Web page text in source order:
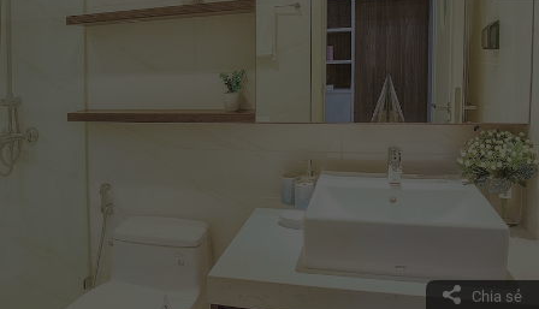
Chia sẻ